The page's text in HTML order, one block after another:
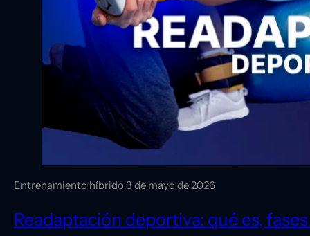
Entrenamiento híbrido 3 de mayo de 2026
Readaptación deportiva: qué es,